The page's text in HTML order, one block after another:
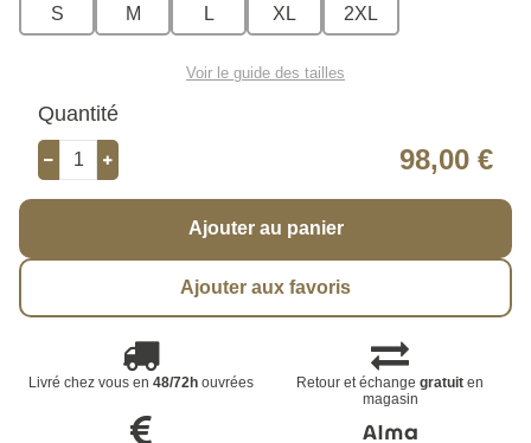
S M L XL 2XL
Voir le guide des tailles
Quantité
98,00 €
Ajouter au panier
Ajouter aux favoris
Livré chez vous en 48/72houvrées Retour et échangegratuit en
magasin